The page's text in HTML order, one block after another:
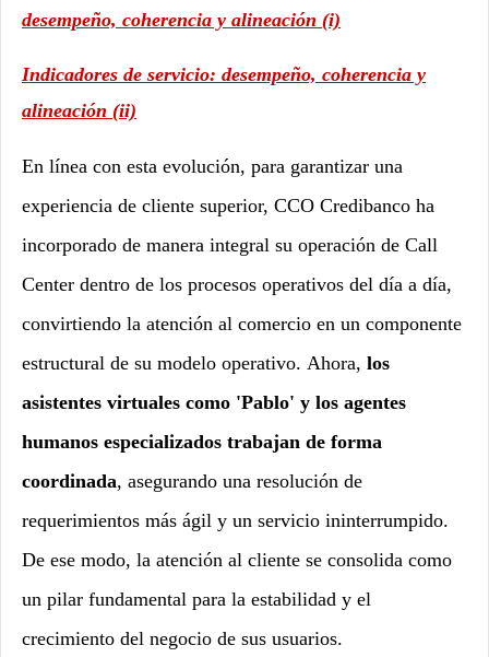
desempeño, coherencia y alineación (i)
Indicadores de servicio: desempeño, coherencia y
alineación (ii)
En línea con esta evolución, para garantizar una
experiencia de cliente superior, CCO Credibanco ha
incorporado de manera integral su operación de Call
Center dentro de los procesos operativos del día a día,
convirtiendo la atención al comercio en un componente
estructural de su modelo operativo. Ahora, los
asistentes virtuales como 'Pablo' y los agentes
humanos especializados trabajan de forma
coordinada, asegurando una resolución de
requerimientos más ágil y un servicio ininterrumpido.
De ese modo, la atención al cliente se consolida como
un pilar fundamental para la estabilidad y el
crecimiento del negocio de sus usuarios.